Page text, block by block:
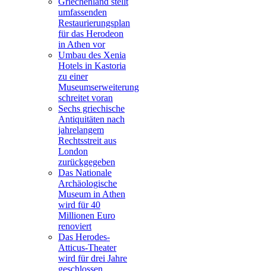
umfassenden
Restaurierungsplan
für das Herodeon
in Athen vor
Umbau des Xenia
Hotels in Kastoria
zu einer
Museumserweiterung
schreitet voran
Sechs griechische
Antiquitäten nach
jahrelangem
Rechtsstreit aus
London
zurückgegeben
Das Nationale
Archäologische
Museum in Athen
wird für 40
Millionen Euro
renoviert
Das Herodes-
Atticus-Theater
wird für drei Jahre
geschlossen